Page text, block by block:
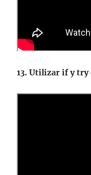
13. Utilizar if y try